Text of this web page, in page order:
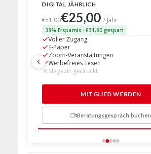
DIGITAL JÄHRLICH
€51,00€25,00/ Jahr
38% Ersparnis · €31,80 gespart
Voller Zugang
E-Paper
Zoom-Veranstaltungen
Werbefreies Lesen
Magazin gedruckt
MITGLIED WERDEN
Beratungsgespräch buchen